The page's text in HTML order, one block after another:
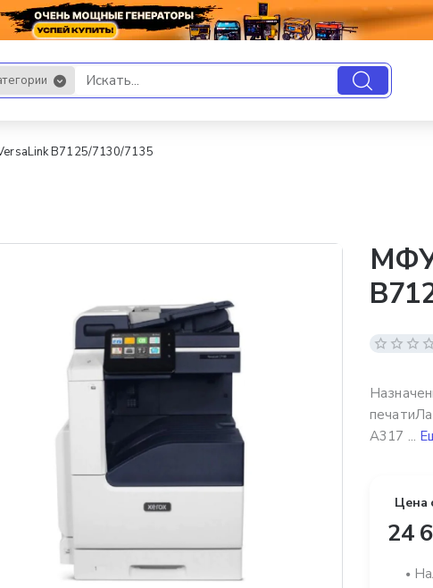
B7125/7130/7135
МФУ
A317 ...
Цена
24